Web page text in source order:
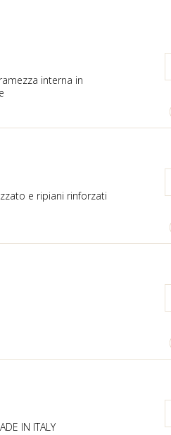
interna in
e ripiani rinforzati
IN ITALY